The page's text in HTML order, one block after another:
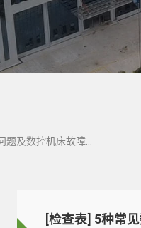
[检查表] 5种常见数控机床问题及数控机床故障排除方法（如何修复）
[检查表] 5种常